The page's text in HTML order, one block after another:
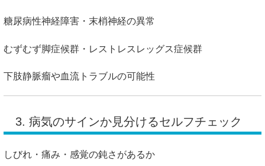
糖尿病性神経障害・末梢神経の異常
むずむず脚症候群・レストレスレッグス症候群
下肢静脈瘤や血流トラブルの可能性
3. 病気のサインか見分けるセルフチェック
しびれ・痛み・感覚の鈍さがあるか